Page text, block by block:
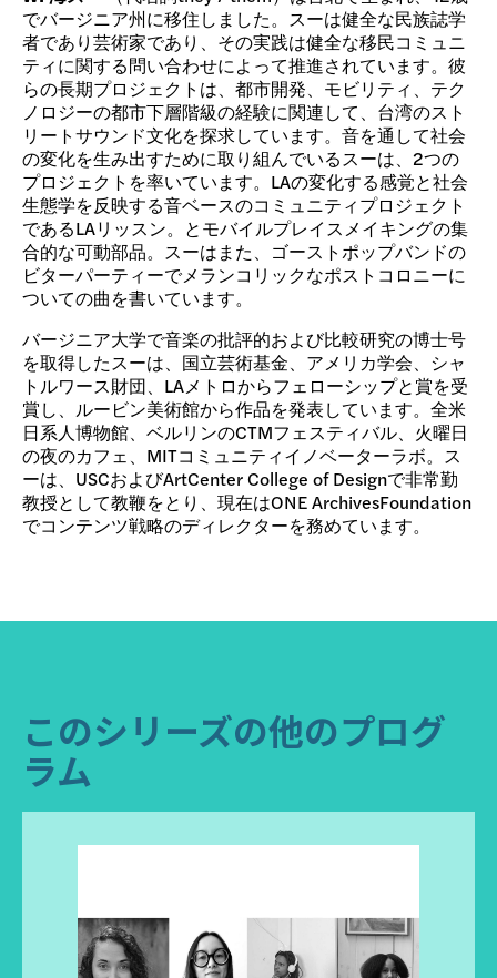
でバージニア州に移住しました。スーは健全な民族誌学
者であり芸術家であり、その実践は健全な移民コミュニ
ティに関する問い合わせによって推進されています。彼
らの長期プロジェクトは、都市開発、モビリティ、テク
ノロジーの都市下層階級の経験に関連して、台湾のスト
リートサウンド文化を探求しています。音を通して社会
の変化を生み出すために取り組んでいるスーは、2つの
プロジェクトを率いています。LAの変化する感覚と社会
生態学を反映する音ベースのコミュニティプロジェクト
であるLAリッスン。とモバイルプレイスメイキングの集
合的な可動部品。スーはまた、ゴーストポップバンドの
ビターパーティーでメランコリックなポストコロニーに
ついての曲を書いています。
バージニア大学で音楽の批評的および比較研究の博士号
を取得したスーは、国立芸術基金、アメリカ学会、シャ
トルワース財団、LAメトロからフェローシップと賞を受
賞し、ルービン美術館から作品を発表しています。全米
日系人博物館、ベルリンのCTMフェスティバル、火曜日
の夜のカフェ、MITコミュニティイノベーターラボ。ス
ーは、USCおよびArtCenter College of Designで非常勤
教授として教鞭をとり、現在はONE ArchivesFoundation
でコンテンツ戦略のディレクターを務めています。
このシリーズの他のプログ
ラム